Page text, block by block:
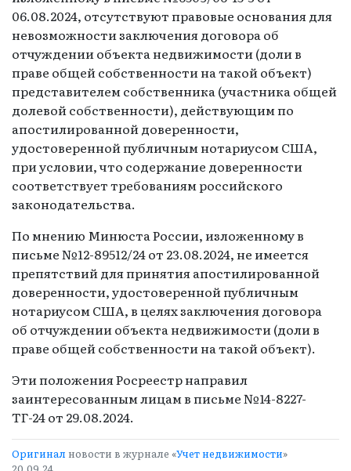
06.08.2024, отсутствуют правовые основания для
невозможности заключения договора об
отчуждении объекта недвижимости (доли в
праве общей собственности на такой объект)
представителем собственника (участника общей
долевой собственности), действующим по
апостилированной доверенности,
удостоверенной публичным нотариусом США,
при условии, что содержание доверенности
соответствует требованиям российского
законодательства.
По мнению Минюста России, изложенному в
письме №12-89512/24 от 23.08.2024, не имеется
препятствий для принятия апостилированной
доверенности, удостоверенной публичным
нотариусом США, в целях заключения договора
об отчуждении объекта недвижимости (доли в
праве общей собственности на такой объект).
Эти положения Росреестр направил
заинтересованным лицам в письме №14-8227-
ТГ-24 от 29.08.2024.
Оригинал новости в журнале «Учет недвижимости»
20.09.24